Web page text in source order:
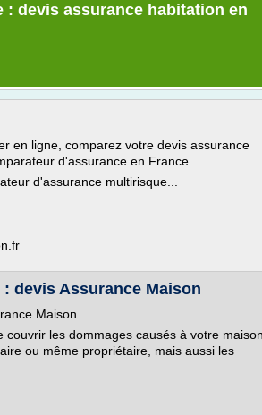
devis assurance habitation en
en ligne, comparez votre devis assurance
d'assurance en France.
d'assurance multirisque...
devis Assurance Maison
Maison
les dommages causés à votre maison
ou même propriétaire, mais aussi les